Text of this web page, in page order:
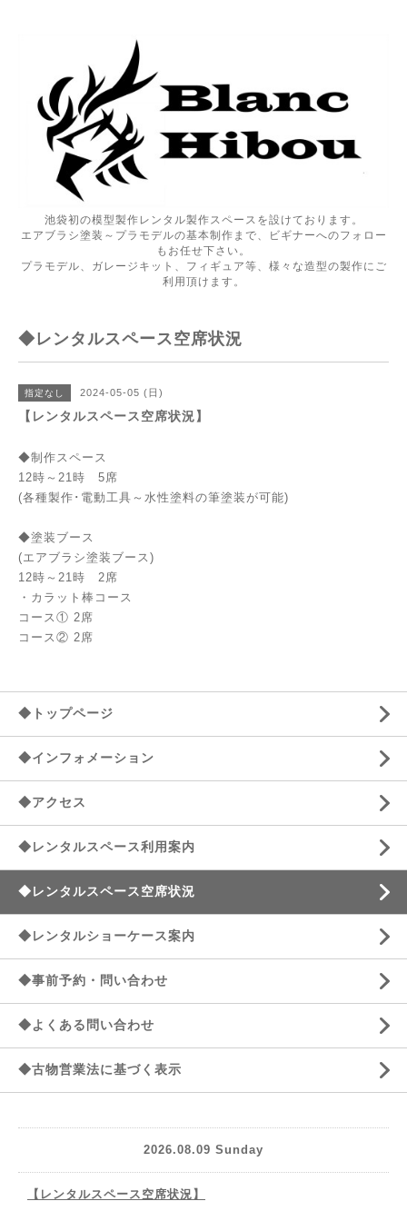
池袋初の模型製作レンタル製作スペースを設けております。
エアブラシ塗装～プラモデルの基本制作まで、ビギナーへのフォロー
もお任せ下さい。
プラモデル、ガレージキット、フィギュア等、様々な造型の製作にご
利用頂けます。
◆レンタルスペース空席状況
指定なし 2024-05-05 (日)
【レンタルスペース空席状況】
◆制作スペース
12時～21時 5席
(各種製作･電動工具～水性塗料の筆塗装が可能)
◆塗装ブース
(エアブラシ塗装ブース)
12時～21時 2席
・カラット棒コース
コース① 2席
コース② 2席
◆トップページ
◆インフォメーション
◆アクセス
◆レンタルスペース利用案内
◆レンタルスペース空席状況
◆レンタルショーケース案内
◆事前予約・問い合わせ
◆よくある問い合わせ
◆古物営業法に基づく表示
2026.08.09 Sunday
【レンタルスペース空席状況】